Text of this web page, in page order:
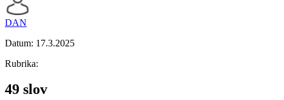
DAN
Datum: 17.3.2025
Rubrika:
49 slov